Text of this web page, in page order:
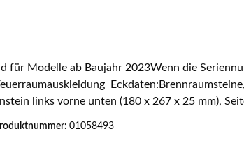
Modelle ab Baujahr 2023Wenn die
links vorne unten (180 x 267 x 25 mm),
01058493